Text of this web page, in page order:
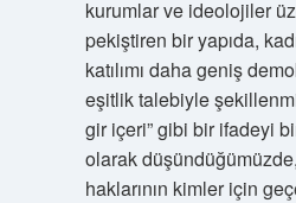
kurumlar ve ideolojiler
pekiştiren bir yapıda,
katılımı daha geniş
eşitlik talebiyle
gir içeri” gibi bir ifadeyi
olarak
haklarının kimler için